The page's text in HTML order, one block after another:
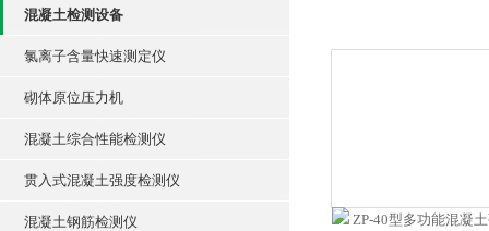
混凝土检测设备
氯离子含量快速测定仪
砌体原位压力机
混凝土综合性能检测仪
贯入式混凝土强度检测仪
混凝土钢筋检测仪